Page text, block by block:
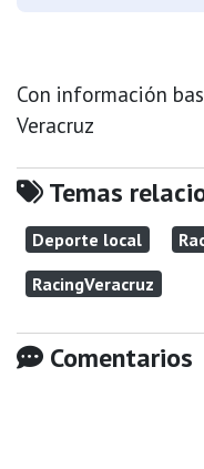
Con información
Veracruz
Temas
Deporte local
RacingVeracruz
Comentarios